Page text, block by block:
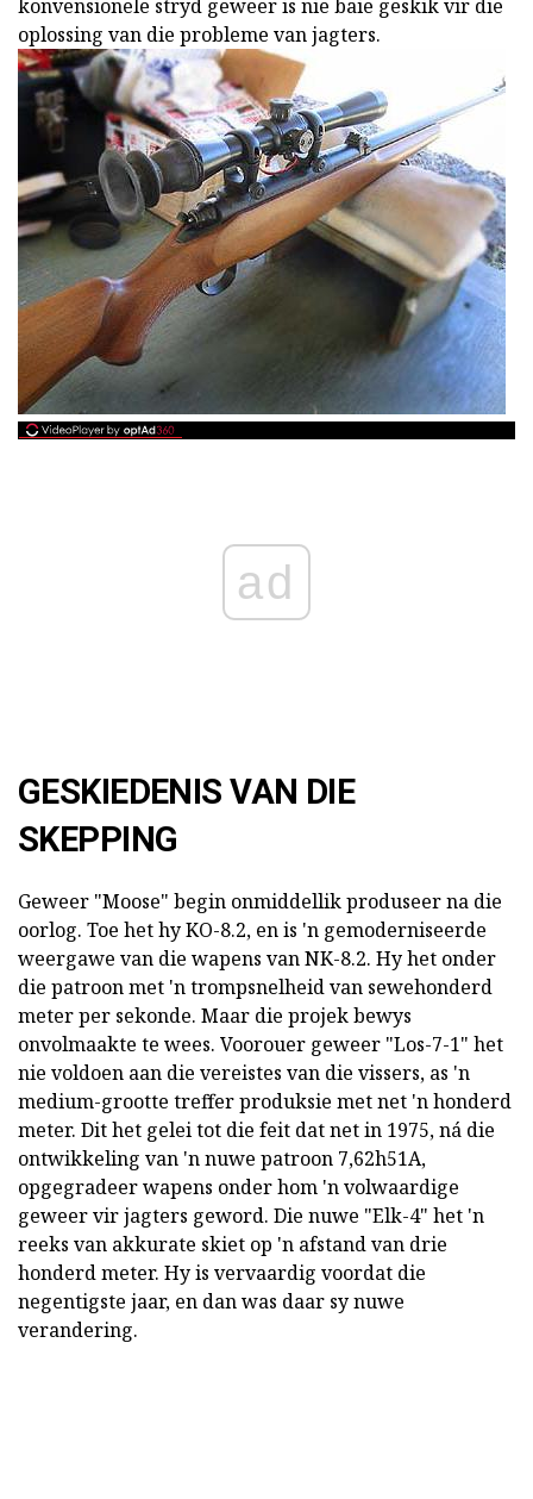
konvensionele stryd geweer is nie baie geskik vir die
oplossing van die probleme van jagters.
ad
GESKIEDENIS VAN DIE
SKEPPING
Geweer "Moose" begin onmiddellik produseer na die
oorlog. Toe het hy KO-8.2, en is 'n gemoderniseerde
weergawe van die wapens van NK-8.2. Hy het onder
die patroon met 'n trompsnelheid van sewehonderd
meter per sekonde. Maar die projek bewys
onvolmaakte te wees. Voorouer geweer "Los-7-1" het
nie voldoen aan die vereistes van die vissers, as 'n
medium-grootte treffer produksie met net 'n honderd
meter. Dit het gelei tot die feit dat net in 1975, ná die
ontwikkeling van 'n nuwe patroon 7,62h51A,
opgegradeer wapens onder hom 'n volwaardige
geweer vir jagters geword. Die nuwe "Elk-4" het 'n
reeks van akkurate skiet op 'n afstand van drie
honderd meter. Hy is vervaardig voordat die
negentigste jaar, en dan was daar sy nuwe
verandering.